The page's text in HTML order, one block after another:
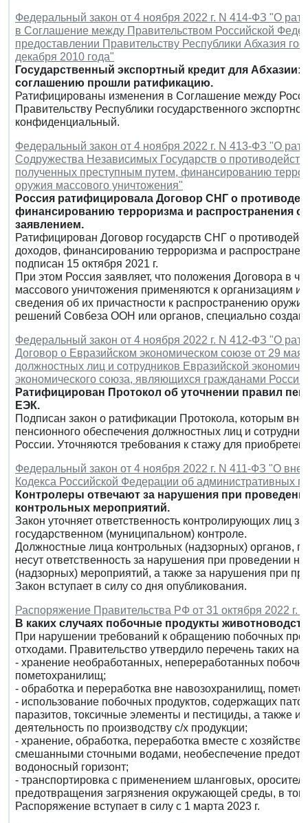
Федеральный закон от 4 ноября 2022 г. N 414-ФЗ "О
в Соглашение между Правительством Российской
предоставлении Правительству Республики Абхазия
декабря 2010 года"
Государственный экспортный кредит для
соглашению прошли ратификацию.
Ратифицированы изменения в Соглашение между
Правительству Республики государственного
конфиденциальный.
Федеральный закон от 4 ноября 2022 г. N 413-ФЗ "О
Содружества Независимых Государств о
полученных преступным путем, финансированию
оружия массового уничтожения"
Россия ратифицировала Договор СНГ о
финансированию терроризма и распространения
заявлением.
Ратифицирован Договор государств СНГ о
доходов, финансированию терроризма и
подписан 15 октября 2021 г.
При этом Россия заявляет, что положения Договора в
массового уничтожения применяются к организациям
сведения об их причастности к распространению
решений Совбеза ООН или органов, специально
Федеральный закон от 4 ноября 2022 г. N 412-ФЗ "О
Договор о Евразийском экономическом союзе от 29 мая
должностных лиц и сотрудников Евразийской
экономического союза, являющихся гражданами
Ратифицирован Протокол об уточнении правил
ЕЭК.
Подписан закон о ратификации Протокола, которым
пенсионного обеспечения должностных лиц и
России. Уточняются требования к стажу для
Федеральный закон от 4 ноября 2022 г. N 411-ФЗ "О
Кодекса Российской Федерации об административных
Контролеры отвечают за нарушения при
контрольных мероприятий.
Закон уточняет ответственность контролирующих лиц
государственном (муниципальном) контроле.
Должностные лица контрольных (надзорных) органов,
несут ответственность за нарушения при проведении
(надзорных) мероприятий, а также за нарушения при
Закон вступает в силу со дня опубликования.
Распоряжение Правительства РФ от 31 октября 2022 г.
В каких случаях побочные продукты
При нарушении требований к обращению побочных
отходами. Правительство утвердило перечень таких
- хранение необработанных, непереработанных
пометохранилищ;
- обработка и переработка вне навозохранилищ,
- использование побочных продуктов, содержащих
паразитов, токсичные элементы и пестициды, а также
деятельность по производству с/х продукции;
- хранение, обработка, переработка вместе с
смешанными сточными водами, необеспечение
водоносный горизонт;
- транспортировка с применением шланговых,
предотвращения загрязнения окружающей среды, в
Распоряжение вступает в силу с 1 марта 2023 г.